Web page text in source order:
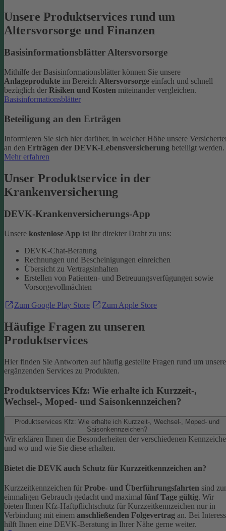
Unsere Produktservices rund um
Altersvorsorge und Finanzen
Basisinformationsblätter Altersvorsorge
Mithilfe der Basisinformationsblätter können Sie unsere
Anlageprodukte im Bereich Altersvorsorge einfach und schnell
bezüglich der Risiken und Kosten miteinander vergleichen.
Basisinformationsblätter
Beteiligung an den Erträgen
Informieren Sie sich hier darüber, in welcher Höhe unsere
an den Erträgen der DEVK-Lebensversicherung beteiligt werden.
Mehr erfahren
Unser Produktservice in der
Krankenversicherung
DEVK-Krankenversicherungs-App
Unsere kostenlose App ist Ihr direkter Draht zu uns:
DEVK-Chat-Beratung
Rechnungen und Bescheinigungen einreichen
Übersicht zu Vertragsinhalten
Erstellen von Patienten- und Betreuungsverfügungen sowie
Vorsorgevollmächten
Zum Google Play Store Zum Apple Store
Häufige Fragen zu unseren
Produktservices
Hier finden Sie Antworten auf häufig gestellte Fragen rund um unsere
ergänzenden Services zu Produkten.
Produktservices Kfz: Wie erhalte ich Kurzzeit-,
Wechsel-, Moped- und Saisonkennzeichen?
Produktservices Kfz: Wie erhalte ich Kurzzeit-, Wechsel-, Moped- und
Saisonkennzeichen?
Wir erklären Ihnen die Besonderheiten der verschiedenen
und wo und wie Sie diese erhalten.
Bietet die DEVK auch Schutz für Kurzzeitkennzeichen an?
Kurzzeitkennzeichen für Probe- und Überführungsfahrten sind
einmaligen Gebrauch gedacht und maximal fünf Tage gültig. Wir
bieten Ihnen Kfz-Haftpflichtschutz für Kurzzeitkennzeichen nur in
Verbindung mit einem anschließenden Folgevertrag an. Bei
hilft Ihnen eine DEVK-Beratung in Ihrer Nähe gerne weiter.